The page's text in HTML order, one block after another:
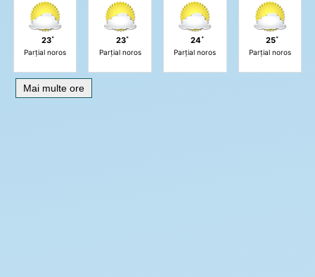
23˚
Parțial noros
23˚
Parțial noros
24˚
Parțial noros
25˚
Parțial noros
Mai multe ore